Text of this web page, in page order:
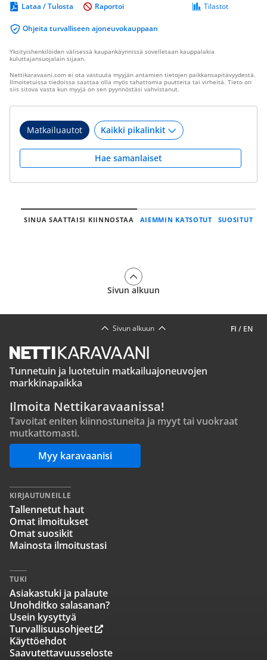
Lataa / Tulosta
Ohjeita turvalliseen ajoneuvokauppaan
Tilastot
Raportoi
Yksityishenkilöiden välisessä kaupankäynnissä sovelletaan kauppalakia
kuluttajansuojalain sijaan.
Nettikaravaani.com ei ota vastuuta myyjän antamien tietojen paikkansapitävyydestä.
Ilmoitetuissa tiedoissa saattaa olla myös tahattomia puutteita tai virheitä. Tieto on
siis sitova vasta kun myyjä on sen pyynnöstäsi vahvistanut.
Matkailuautot
Hae samanlaiset
SINUA SAATTAISI KIINNOSTAA AIEMMIN KATSOTUT SUOSITUT
Sivun alkuun
FI / EN
Sivun alkuun
Tunnetuin ja luotetuin matkailuajoneuvojen
markkinapaikka
Ilmoita Nettikaravaanissa!
Tavoitat eniten kiinnostuneita ja myyt tai vuokraat
mutkattomasti.
Myy karavaanisi
KIRJAUTUNEILLE
Tallennetut haut
Omat ilmoitukset
Omat suosikit
Mainosta ilmoitustasi
TUKI
Asiakastuki ja palaute
Unohditko salasanan?
Usein kysyttyä
Turvallisuusohjeet
Käyttöehdot
Saavutettavuusseloste